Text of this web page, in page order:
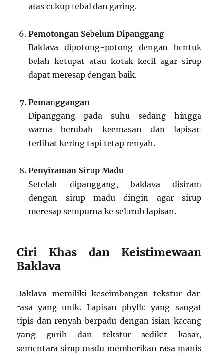
atas cukup tebal dan garing.
Pemotongan Sebelum Dipanggang
Baklava dipotong-potong dengan bentuk
belah ketupat atau kotak kecil agar sirup
dapat meresap dengan baik.
Pemanggangan
Dipanggang pada suhu sedang hingga
warna berubah keemasan dan lapisan
terlihat kering tapi tetap renyah.
Penyiraman Sirup Madu
Setelah dipanggang, baklava disiram
dengan sirup madu dingin agar sirup
meresap sempurna ke seluruh lapisan.
Ciri Khas dan Keistimewaan
Baklava
Baklava memiliki keseimbangan tekstur dan
rasa yang unik. Lapisan phyllo yang sangat
tipis dan renyah berpadu dengan isian kacang
yang gurih dan tekstur sedikit kasar,
sementara sirup madu memberikan rasa manis